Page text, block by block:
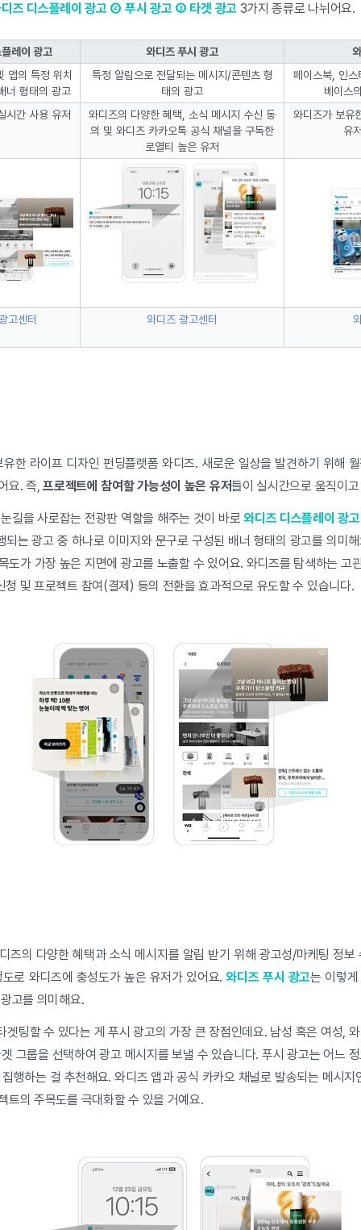
즈 디스플레이 광고 ② 푸시 광고 ③ 타겟 광고 3가지 종류로 나뉘어요.
레이 광고 와디즈 푸시 광고
앱의 특정 위치
너 형태의 광고
특정 알림으로 전달되는 메시지/콘텐츠 형
태의 광고
페이스북, 인
베이스
시간 사용 유저
와디즈의 다양한 혜택, 소식 메시지 수신 동
의 및 와디즈 카카오톡 공식 채널을 구독한
로열티 높은 유저
와디즈가 보유
유
고센터 와디즈 광고센터
한 라이프 디자인 펀딩플랫폼 와디즈. 새로운 일상을 발견하기 위해
요. 즉,프로젝트에 참여할 가능성이 높은 유저들이 실시간으로 움직이
길을 사로잡는 전광판 역할을 해주는 것이 바로와디즈 디스플레이 광고
되는 광고 중 하나로 이미지와 문구로 구성된 배너 형태의 광고를 의미
도가 가장 높은 지면에 광고를 노출할 수 있어요. 와디즈를 탐색하는 고
청 및 프로젝트 참여(결제) 등의 전환을 효과적으로 유도할 수 있습니다.
즈의 다양한 혜택과 소식 메시지를 알림 받기 위해 광고성/마케팅 정보
로 와디즈에 충성도가 높은 유저가 있어요.와디즈 푸시 광고는 이렇게
고를 의미해요.
겟팅할 수 있다는 게 푸시 광고의 가장 큰 장점인데요. 남성 혹은 여성,
그룹을 선택하여 광고 메시지를 보낼 수 있습니다. 푸시 광고는 어느
행하는 걸 추천해요. 와디즈 앱과 공식 카카오 채널로 발송되는 메시
트의 주목도를 극대화할 수 있을 거예요.